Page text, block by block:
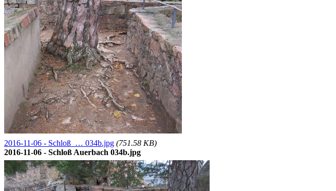
2016-11-06 - Schloß … 034b.jpg (751.58 KB)
2016-11-06 - Schloß Auerbach 034b.jpg